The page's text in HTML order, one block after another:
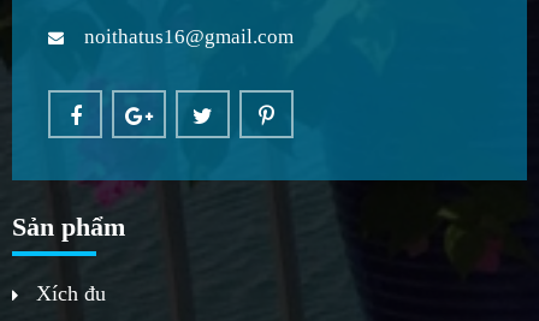
noithatus16@gmail.com
Sản phẩm
Xích đu